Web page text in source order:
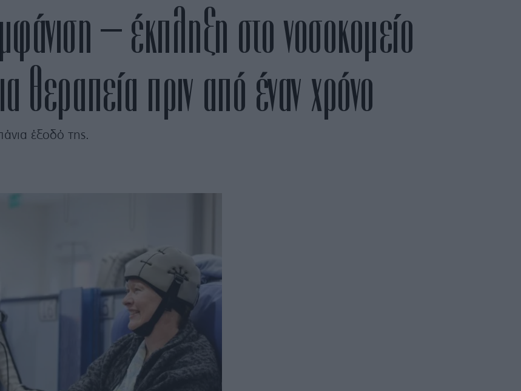
– έκπληξη στο νοσοκομείο
θεραπεία πριν από έναν χρόνο
έξοδό της.